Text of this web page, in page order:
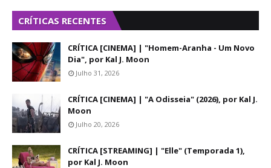
CRÍTICAS RECENTES
CRÍTICA [CINEMA] | "Homem-Aranha - Um Novo
Dia", por Kal J. Moon
Julho 31, 2026
CRÍTICA [CINEMA] | "A Odisseia" (2026), por Kal J.
Moon
Julho 20, 2026
CRÍTICA [STREAMING] | "Elle" (Temporada 1),
por Kal J. Moon